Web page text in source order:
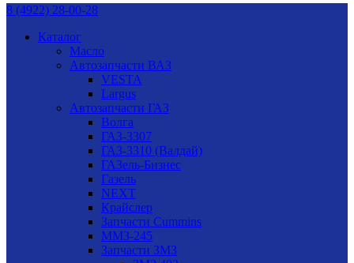
8 (4922) 28-00-28
Каталог
Масло
Автозапчасти ВАЗ
VESTA
Largus
Автозапчасти ГАЗ
Волга
ГАЗ-3307
ГАЗ-3310 (Валдай)
ГАЗель-Бизнес
Газель
NEXT
Крайслер
Запчасти Cummins
ММЗ-245
Запчасти ЗМЗ